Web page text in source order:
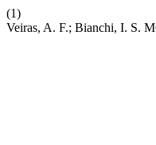
(1)
Veiras, A. F.; Bianchi, I. S.